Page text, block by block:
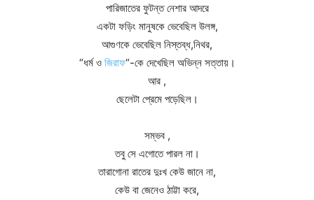
পারিজাতের ফুটন্ত নেশার আদরে
একটা ফড়িং মানুষকে ভেবেছিল উলঙ্গ,
আগুণকে ভেবেছিল নিস্তব্ধ,নিথর,
“ধর্ম ও জিরাফ“-কে দেখেছিল অভিন্ন সত্তায়।
আর ,
ছেলেটা প্রেমে পড়েছিল।
সম্ভব ,
তবু সে এগোতে পারল না।
তারাগোনা রাতের দুঃখ কেউ জানে না,
কেউ বা জেনেও ঠাট্টা করে,